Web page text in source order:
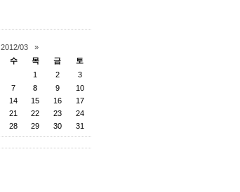
2012/03 »
수 목 금
토
1
2
3
7 8 9
10
14 15 16
17
21 22 23
24
28 29 30 31